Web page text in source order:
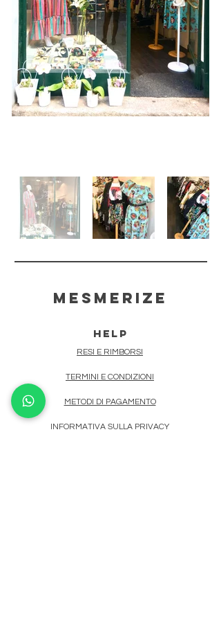
mesmerize
HELP
RESI E RIMBORSI
TERMINI E CONDIZIONI
METODI DI PAGAMENTO
INFORMATIVA SULLA PRIVACY